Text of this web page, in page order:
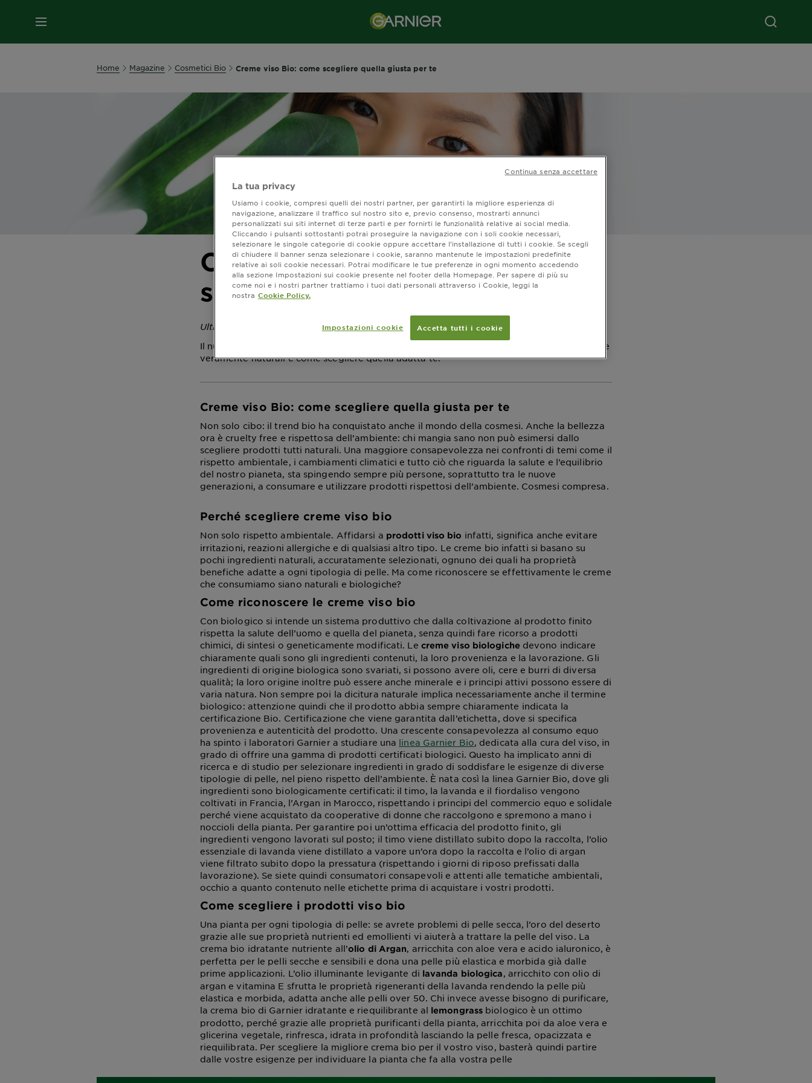
MENU
Home Magazine Cosmetici Bio Creme viso Bio: come scegliere quella giusta per te
Creme viso Bio: come
scegliere quella giusta per te
Ultimo aggiornamento aprile 11, 2024
Il nuovo trend della cosmesi è rappresentato dalle creme viso bio: come riconoscere quelle
veramente naturali e come scegliere quella adatta te.
Creme viso Bio: come scegliere quella giusta per te
Non solo cibo: il trend bio ha conquistato anche il mondo della cosmesi. Anche la bellezza
ora è cruelty free e rispettosa dell’ambiente: chi mangia sano non può esimersi dallo
scegliere prodotti tutti naturali. Una maggiore consapevolezza nei confronti di temi come il
rispetto ambientale, i cambiamenti climatici e tutto ciò che riguarda la salute e l’equilibrio
del nostro pianeta, sta spingendo sempre più persone, soprattutto tra le nuove
generazioni, a consumare e utilizzare prodotti rispettosi dell’ambiente. Cosmesi compresa.
Perché scegliere creme viso bio
Non solo rispetto ambientale. Affidarsi a prodotti viso bio infatti, significa anche evitare
irritazioni, reazioni allergiche e di qualsiasi altro tipo. Le creme bio infatti si basano su
pochi ingredienti naturali, accuratamente selezionati, ognuno dei quali ha proprietà
benefiche adatte a ogni tipologia di pelle. Ma come riconoscere se effettivamente le creme
che consumiamo siano naturali e biologiche?
Come riconoscere le creme viso bio
Con biologico si intende un sistema produttivo che dalla coltivazione al prodotto finito
rispetta la salute dell’uomo e quella del pianeta, senza quindi fare ricorso a prodotti
chimici, di sintesi o geneticamente modificati. Le creme viso biologichedevono indicare
chiaramente quali sono gli ingredienti contenuti, la loro provenienza e la lavorazione. Gli
ingredienti di origine biologica sono svariati, si possono avere oli, cere e burri di diversa
qualità; la loro origine inoltre può essere anche minerale e i principi attivi possono essere di
varia natura. Non sempre poi la dicitura naturale implica necessariamente anche il termine
biologico: attenzione quindi che il prodotto abbia sempre chiaramente indicata la
certificazione Bio. Certificazione che viene garantita dall’etichetta, dove si specifica
provenienza e autenticità del prodotto. Una crescente consapevolezza al consumo equo
ha spinto i laboratori Garnier a studiare una linea Garnier Bio, dedicata alla cura del viso, in
grado di offrire una gamma di prodotti certificati biologici. Questo ha implicato anni di
ricerca e di studio per selezionare ingredienti in grado di soddisfare le esigenze di diverse
tipologie di pelle, nel pieno rispetto dell’ambiente. È nata così la linea Garnier Bio, dove gli
ingredienti sono biologicamente certificati: il timo, la lavanda e il fiordaliso vengono
coltivati in Francia, l’Argan in Marocco, rispettando i principi del commercio equo e solidale
perché viene acquistato da cooperative di donne che raccolgono e spremono a mano i
noccioli della pianta. Per garantire poi un’ottima efficacia del prodotto finito, gli
ingredienti vengono lavorati sul posto; il timo viene distillato subito dopo la raccolta, l’olio
essenziale di lavanda viene distillato a vapore un’ora dopo la raccolta e l’olio di argan
viene filtrato subito dopo la pressatura (rispettando i giorni di riposo prefissati dalla
lavorazione). Se siete quindi consumatori consapevoli e attenti alle tematiche ambientali,
occhio a quanto contenuto nelle etichette prima di acquistare i vostri prodotti.
Come scegliere i prodotti viso bio
Una pianta per ogni tipologia di pelle: se avrete problemi di pelle secca, l’oro del deserto
grazie alle sue proprietà nutrienti ed emollienti vi aiuterà a trattare la pelle del viso. La
crema bio idratante nutriente all’olio di Argan, arricchita con aloe vera e acido ialuronico, è
perfetta per le pelli secche e sensibili e dona una pelle più elastica e morbida già dalle
prime applicazioni. L’olio illuminante levigante di lavanda biologica, arricchito con olio di
argan e vitamina E sfrutta le proprietà rigeneranti della lavanda rendendo la pelle più
elastica e morbida, adatta anche alle pelli over 50. Chi invece avesse bisogno di purificare,
la crema bio di Garnier idratante e riequilibrante al lemongrass biologico è un ottimo
prodotto, perché grazie alle proprietà purificanti della pianta, arricchita poi da aloe vera e
glicerina vegetale, rinfresca, idrata in profondità lasciando la pelle fresca, opacizzata e
riequilibrata. Per scegliere la migliore crema bio per il vostro viso, basterà quindi partire
dalle vostre esigenze per individuare la pianta che fa alla vostra pelle
La tua privacy
Usiamo i cookie, compresi quelli dei nostri partner, per garantirti la migliore esperienza di
navigazione, analizzare il traffico sul nostro sito e, previo consenso, mostrarti annunci
personalizzati sui siti internet di terze parti e per fornirti le funzionalità relative ai social media.
Cliccando i pulsanti sottostanti potrai proseguire la navigazione con i soli cookie necessari,
selezionare le singole categorie di cookie oppure accettare l’installazione di tutti i cookie. Se scegli
di chiudere il banner senza selezionare i cookie, saranno mantenute le impostazioni predefinite
relative ai soli cookie necessari. Potrai modificare le tue preferenze in ogni momento accedendo
alla sezione Impostazioni sui cookie presente nel footer della Homepage. Per sapere di più su
come noi e i nostri partner trattiamo i tuoi dati personali attraverso i Cookie, leggi la
nostra Cookie Policy.
Impostazioni cookie Accetta tutti i cookie
Continua senza accettare